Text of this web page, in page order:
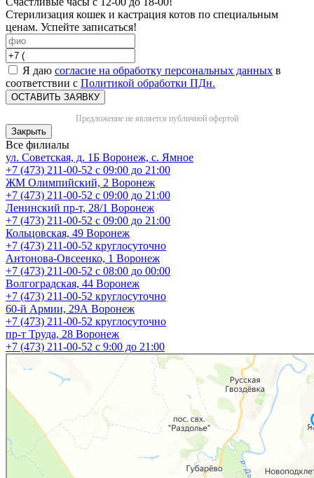
Стерилизация кошек и кастрация котов по специальным
ценам. Успейте записаться!
Я даю согласие на обработку персональных данных в
соответствии с Политикой обработки ПДн.
ОСТАВИТЬ ЗАЯВКУ
Предложение не является публичной офертой
Закрыть
Все филиалы
ул. Советская, д. 1Б Воронеж, с. Ямное
+7 (473) 211-00-52 с 09:00 до 21:00
ЖМ Олимпийский, 2 Воронеж
+7 (473) 211-00-52 с 09:00 до 21:00
Ленинский пр-т, 28/1 Воронеж
+7 (473) 211-00-52 с 09:00 до 21:00
Кольцовская, 49 Воронеж
+7 (473) 211-00-52 круглосуточно
Антонова-Овсеенко, 1 Воронеж
+7 (473) 211-00-52 с 08:00 до 00:00
Волгоградская, 44 Воронеж
+7 (473) 211-00-52 круглосуточно
60-й Армии, 29А Воронеж
+7 (473) 211-00-52 круглосуточно
пр-т Труда, 28 Воронеж
+7 (473) 211-00-52 c 9:00 до 21:00